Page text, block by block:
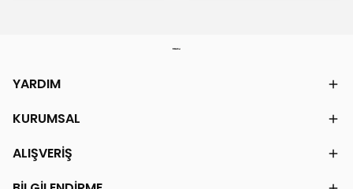
YARDIM
KURUMSAL
ALIŞVERİŞ